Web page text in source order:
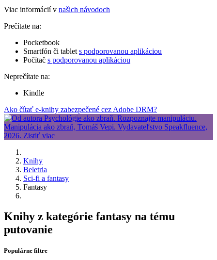
Viac informácií v našich návodoch
Prečítate na:
Pocketbook
Smartfón či tablet s podporovanou aplikáciou
Počítač s podporovanou aplikáciou
Neprečítate na:
Kindle
Ako čítať e-knihy zabezpečené cez Adobe DRM?
Knihy
Beletria
Sci-fi a fantasy
Fantasy
Knihy z kategórie fantasy na tému
putovanie
Populárne filtre